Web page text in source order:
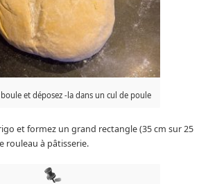
et déposez -la dans un cul de poule
et formez un grand rectangle (35 cm sur 25
rouleau à pâtisserie.